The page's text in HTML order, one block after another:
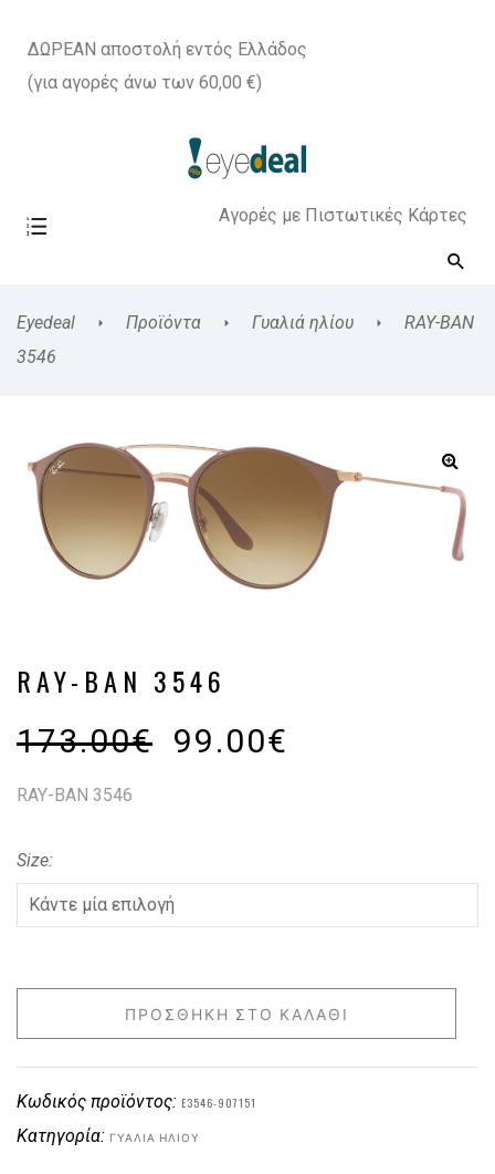
ΔΩΡΕΑΝ αποστολή εντός Ελλάδος
(για αγορές άνω των 60,00 €)
Αγορές με Πιστωτικές Κάρτες
Eyedeal Προϊόντα Γυαλιά ηλίου
RAY-BAN
3546
RAY-BAN 3546
173.00€ 99.00€
RAY-BAN 3546
Size
ΠΡΟΣΘΉΚΗ ΣΤΟ ΚΑΛΆΘΙ
Κωδικός προϊόντος: E3546-907151
Κατηγορία: ΓΥΑΛΙΆ ΗΛΊΟΥ